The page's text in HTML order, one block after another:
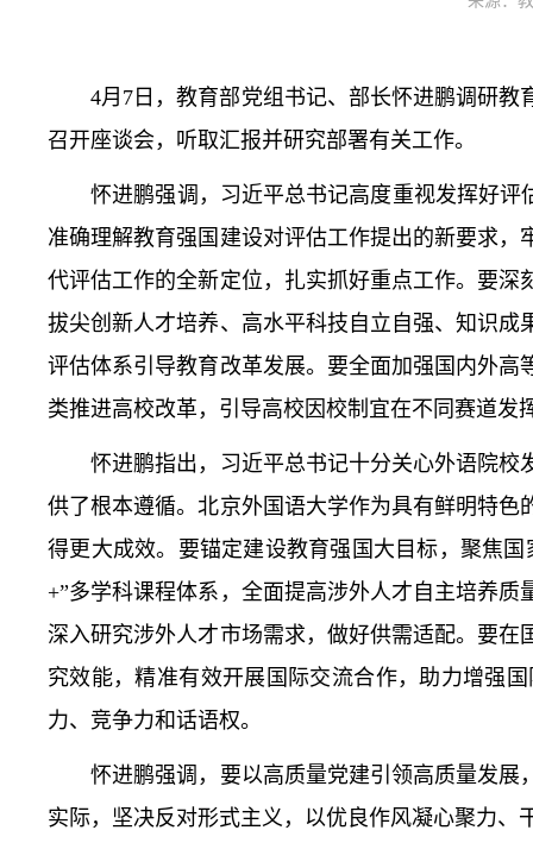
4月7日，教育部党组书记、部长怀进鹏调研
召开座谈会，听取汇报并研究部署有关工作。
怀进鹏强调，习近平总书记高度重视发挥好评
准确理解教育强国建设对评估工作提出的新要求
代评估工作的全新定位，扎实抓好重点工作。要
拔尖创新人才培养、高水平科技自立自强、知识
评估体系引导教育改革发展。要全面加强国内外
类推进高校改革，引导高校因校制宜在不同赛道
怀进鹏指出，习近平总书记十分关心外语院校
供了根本遵循。北京外国语大学作为具有鲜明特
得更大成效。要锚定建设教育强国大目标，聚焦
+”多学科课程体系，全面提高涉外人才自主培养
深入研究涉外人才市场需求，做好供需适配。要
究效能，精准有效开展国际交流合作，助力增强
力、竞争力和话语权。
怀进鹏强调，要以高质量党建引领高质量发展
实际，坚决反对形式主义，以优良作风凝心聚力